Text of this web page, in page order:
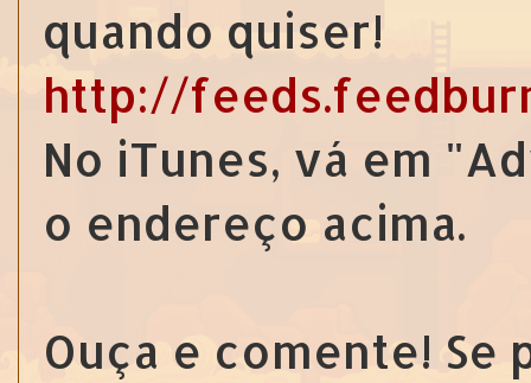
quando quiser!
http://
No iTunes, vá em
o endereço acima.
Ouça e comente!